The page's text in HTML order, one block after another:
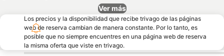
Ver más
Los precios y la disponibilidad que recibe trivago de las páginas
web de reserva cambian de manera constante. Por lo tanto, es
posible que no siempre encuentres en una página web de reserva
la misma oferta que viste en trivago.